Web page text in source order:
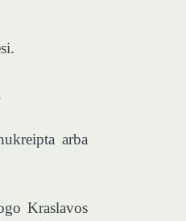
arba
Kraslavos